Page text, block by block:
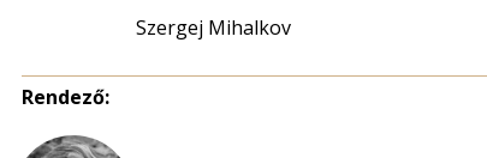
Szergej Mihalkov
Rendező: